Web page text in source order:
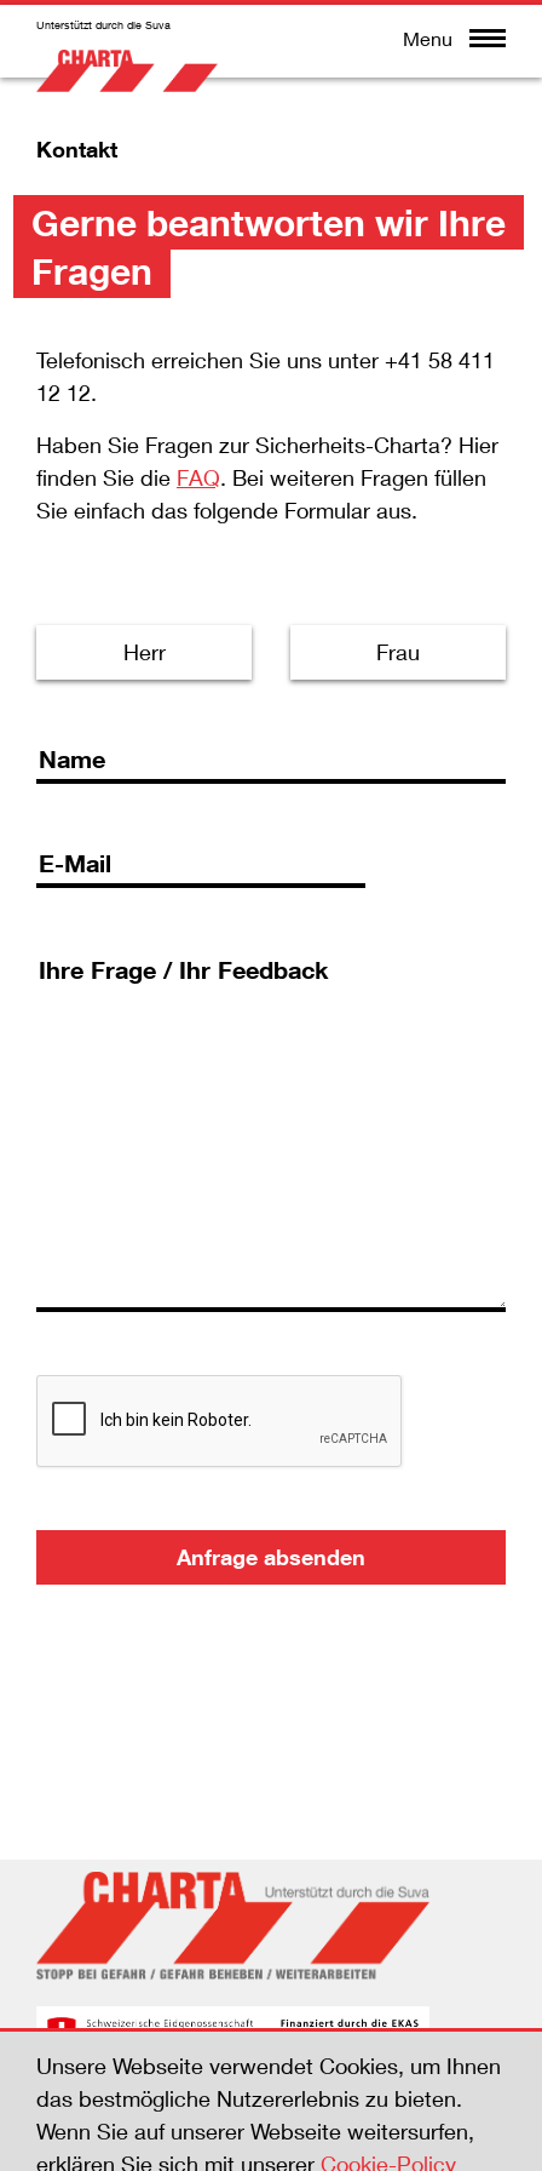
Unterstützt durch die Suva
Menu
Kontakt
Gerne beantworten wir Ihre
Fragen
Telefonisch erreichen Sie uns unter +41 58 411
12 12.
Haben Sie Fragen zur Sicherheits-Charta? Hier
finden Sie die FAQ. Bei weiteren Fragen füllen
Sie einfach das folgende Formular aus.
Herr Frau
Anfrage absenden
Unsere Webseite verwendet Cookies, um Ihnen
das bestmögliche Nutzererlebnis zu bieten.
Wenn Sie auf unserer Webseite weitersurfen,
erklären Sie sich mit unserer Cookie-Policy
© Suva, 2026